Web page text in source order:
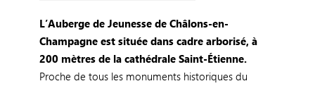
L’Auberge de Jeunesse de Châlons-en-
Champagne est située dans cadre arborisé, à
200 mètres de la cathédrale Saint-Étienne.
Proche de tous les monuments historiques du